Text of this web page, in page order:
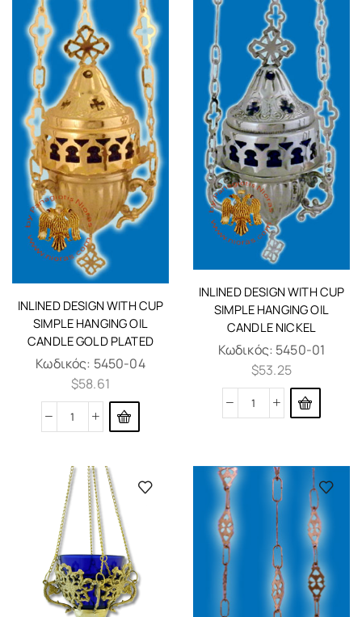
INLINED DESIGN WITH CUP
SIMPLE HANGING OIL
CANDLE GOLD PLATED
Κωδικός: 5450-04
$58.61
INLINED DESIGN WITH CUP
SIMPLE HANGING OIL
CANDLE NICKEL
Κωδικός: 5450-01
$53.25